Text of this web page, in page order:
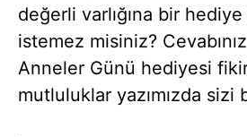
değerli varlığına bir
istemez misiniz?
Anneler Günü hediyesi
mutluluklar yazımızda sizi